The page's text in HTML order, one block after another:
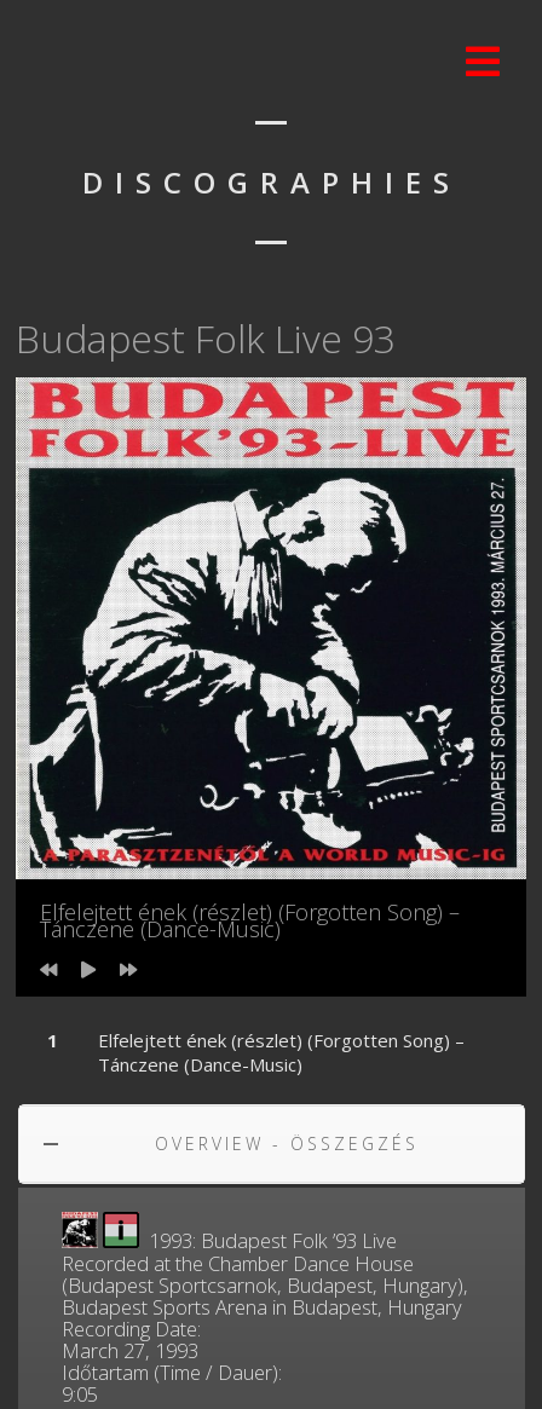
DISCOGRAPHIES
Budapest Folk Live 93
Elfelejtett ének (részlet) (Forgotten Song) –
Tánczene (Dance-Music)
Elfelejtett ének (részlet) (Forgotten Song) –
Tánczene (Dance-Music)
OVERVIEW - ÖSSZEGZÉS
1993: Budapest Folk ’93 Live
Recorded at the Chamber Dance House
(Budapest Sportcsarnok, Budapest, Hungary),
Budapest Sports Arena in Budapest, Hungary
Recording Date:
March 27, 1993
Időtartam (Time / Dauer):
9:05